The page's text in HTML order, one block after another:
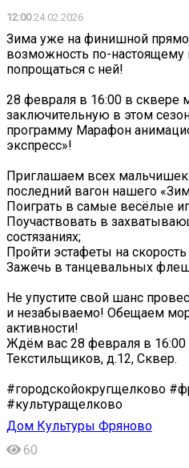
12:0024.02.2026
Зима уже на финишной
возможность по-
попрощаться с ней!
28 февраля в 16:00 в
заключительную в этом
программу Марафон
экспресс»!
Приглашаем всех
последний вагон нашего
Поиграть в самые весёлые
Поучаствовать в
состязаниях;
Пройти эстафеты на
Зажечь в танцевальных
Не упустите свой шанс
и незабываемо! Обещаем
активности!
Ждём вас 28 февраля в 16:00
Текстильщиков, д.12, Сквер.
#городскойокругщелково
#культуращелково
Дом Культуры Фряново
60